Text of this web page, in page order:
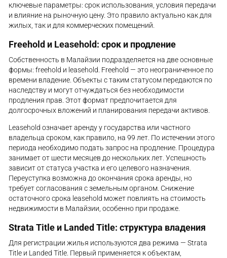
ключевые параметры: срок использования, условия передачи
и влияние на рыночную цену. Это правило актуально как для
жилых, так и для коммерческих помещений.
Freehold и Leasehold: срок и продление
Собственность в Малайзии подразделяется на две основные
формы: freehold и leasehold. Freehold — это неограниченное по
времени владение. Объекты с таким статусом передаются по
наследству и могут отчуждаться без необходимости
продления прав. Этот формат предпочитается для
долгосрочных вложений и планирования передачи активов.
Leasehold означает аренду у государства или частного
владельца сроком, как правило, на 99 лет. По истечении этого
периода необходимо подать запрос на продление. Процедура
занимает от шести месяцев до нескольких лет. Успешность
зависит от статуса участка и его целевого назначения.
Переуступка возможна до окончания срока аренды, но
требует согласования с земельным органом. Снижение
остаточного срока leasehold может повлиять на стоимость
недвижимости в Малайзии, особенно при продаже.
Strata Title и Landed Title: структура владения
Для регистрации жилья используются два режима — Strata
Title и Landed Title. Первый применяется к объектам,